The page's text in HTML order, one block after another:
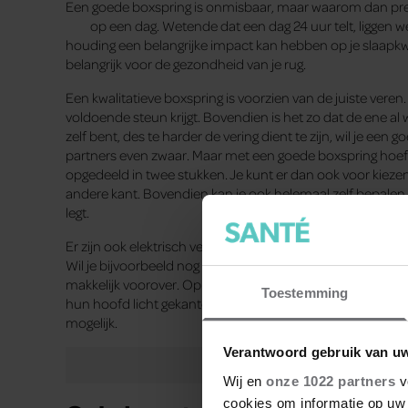
Toestemming
Verantwoord gebruik van
Wij en onze 1022 partners
cookies om informatie op
Een goede boxspring is onmisbaar, maar waarom dan
op een dag. Wetende dat een dag 24 uur telt, liggen
houding een belangrijke impact kan hebben op je
belangrijk voor de gezondheid van je rug.
Een kwalitatieve boxspring is voorzien van de juiste
voldoende steun krijgt. Bovendien is het zo dat de ene
zelf bent, des te harder de vering dient te zijn, wil je een
partners even zwaar. Maar met een goede boxspring
opgedeeld in twee stukken. Je kunt er dan ook voor
andere kant. Bovendien kan je ook helemaal zelf
legt.
Er zijn ook elektrisch verstelbare boxsprings op de
Wil je bijvoorbeeld nog een boek lezen voor het
makkelijk voorover. Op die manier hoef je jouw nek niet
hun hoofd licht gekanteld, of met hun benen in een
mogelijk.